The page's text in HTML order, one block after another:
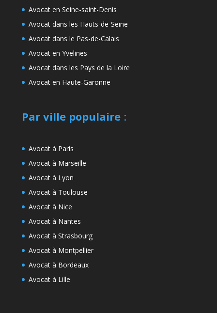
Avocat en Seine-saint-Denis
Avocat dans les Hauts-de-Seine
Avocat dans le Pas-de-Calais
Avocat en Yvelines
Avocat dans les Pays de la Loire
Avocat en Haute-Garonne
Par ville populaire:
Avocat à Paris
Avocat à Marseille
Avocat à Lyon
Avocat à Toulouse
Avocat à Nice
Avocat à Nantes
Avocat à Strasbourg
Avocat à Montpellier
Avocat à Bordeaux
Avocat à Lille